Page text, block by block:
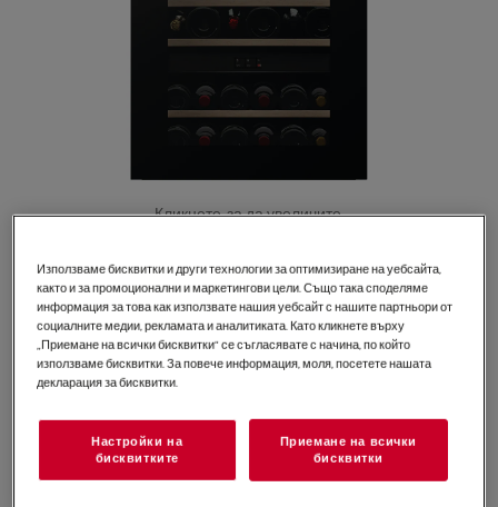
Кликнете, за да увеличите.
AWCD280B6B
Виноохладител за вграждане
0 (0)
Продуктов информационен лист
Използваме бисквитки и други технологии за оптимизиране на уебсайта,
както и за промоционални и маркетингови цели. Също така споделяме
информация за това как използвате нашия уебсайт с нашите партньори от
социалните медии, рекламата и аналитиката. Като кликнете върху
„Приемане на всички бисквитки“ се съгласявате с начина, по който
използваме бисквитки. За повече информация, моля, посетете нашата
декларация за бисквитки.
Настройки на
бисквитките
Приемане на всички
бисквитки